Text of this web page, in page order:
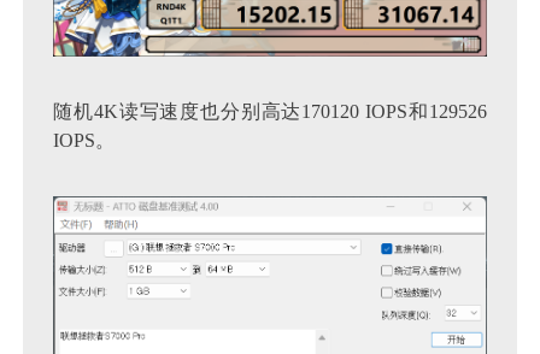
随机4K读写速度也分别高达170120 IOPS和129526
IOPS。